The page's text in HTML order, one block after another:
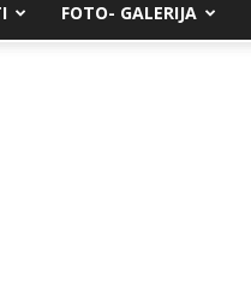
FOTO- GALERIJA